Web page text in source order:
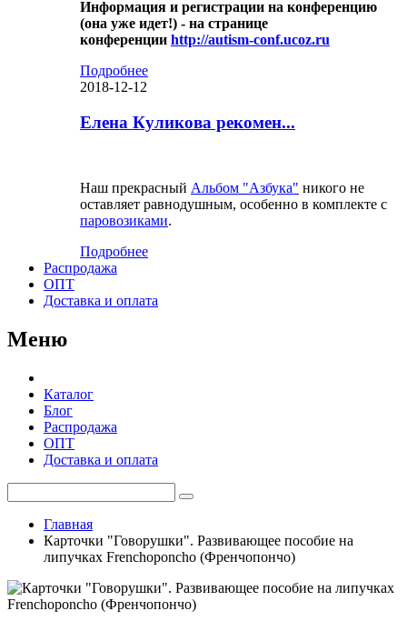
Информация и регистрации на конференцию
(она уже идет!) - на странице
конференции http://autism-conf.ucoz.ru
Подробнее
2018-12-12
Елена Куликова рекомен...
Наш прекрасный Альбом "Азбука" никого не
оставляет равнодушным, особенно в комплекте с
паровозиками.
Подробнее
Распродажа
ОПТ
Доставка и оплата
Меню
Каталог
Блог
Распродажа
ОПТ
Доставка и оплата
Главная
Карточки "Говорушки". Развивающее пособие на
липучках Frenchoponcho (Френчопончо)